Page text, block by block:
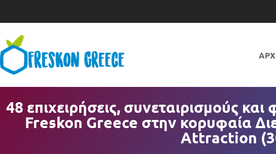
48 επιχειρήσεις, συνεταιρισμούς
Freskon Greece στην κορυφαία
Attraction